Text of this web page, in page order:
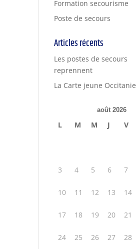
Formation secourisme
Poste de secours
Articles récents
Les postes de secours
reprennent
La Carte jeune Occitanie
août 2026
L M M J V
3 4 5 6 7
10 11 12 13 14
17 18 19 20 21
24 25 26 27 28